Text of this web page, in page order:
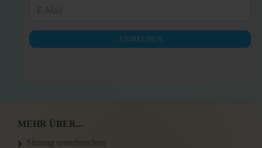
NEWSLETTER-
ANMELDUNG
ANMELDEN
MEHR ÜBER...
Sitzung unterbrochen